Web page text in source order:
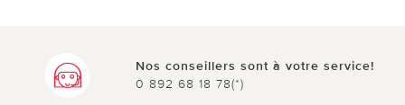
Nos conseillers sont à votre service!
0 892 68 18 78(*)